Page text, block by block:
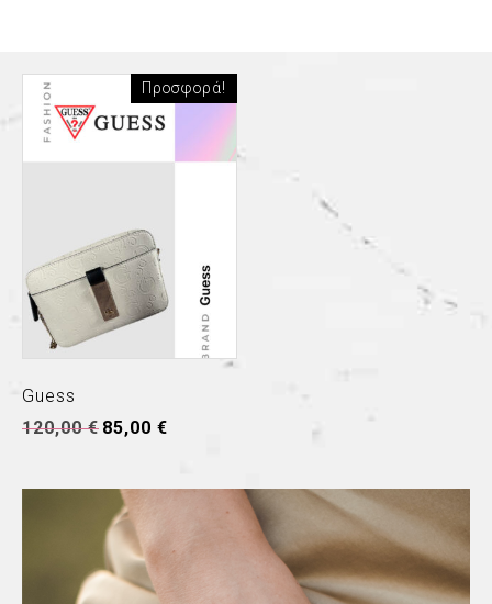
Προσφορά!
Guess
120,00€ 85,00 €